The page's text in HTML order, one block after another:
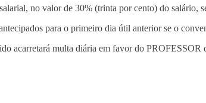
no valor de 30% (trinta por cento) do salário,
para o primeiro dia útil anterior se o
acarretará multa diária em favor do